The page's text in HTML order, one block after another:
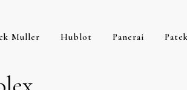
Muller Hublot Panerai